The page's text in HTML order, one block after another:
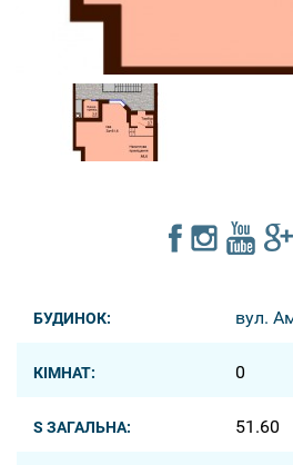
БУДИНОК: вул.
КІМНАТ: 0
S ЗАГАЛЬНА: 51.60